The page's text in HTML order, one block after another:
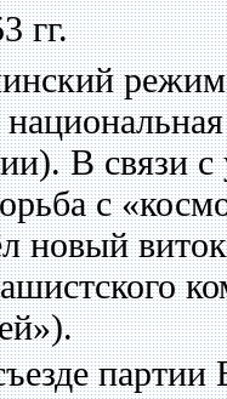
гг.
В связи
с
новый